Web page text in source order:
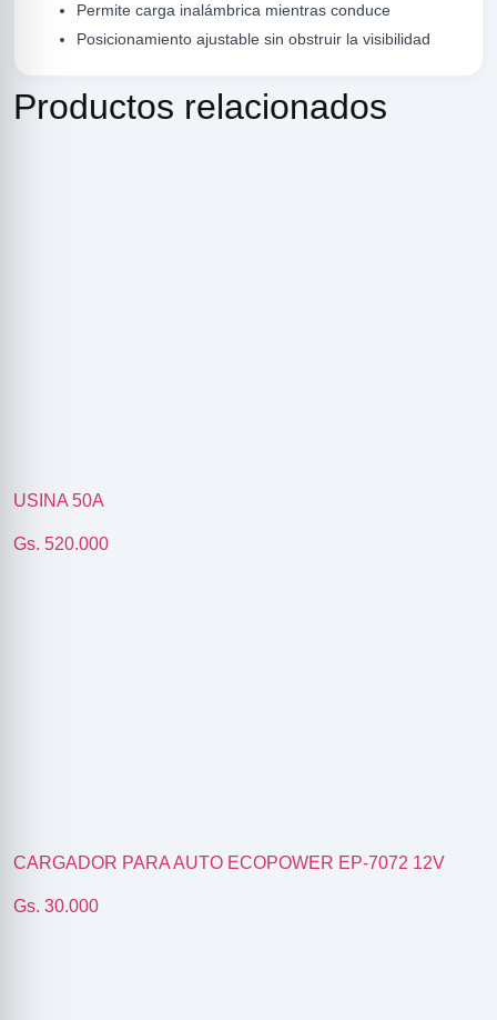
Permite carga inalámbrica mientras conduce
Posicionamiento ajustable sin obstruir la visibilidad
Productos relacionados
USINA 50A
Gs. 520.000
CARGADOR PARA AUTO ECOPOWER EP-7072 12V
Gs. 30.000